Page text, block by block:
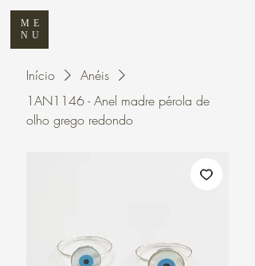
ME
NU
Início
Anéis
1AN1146 - Anel madre pérola de
olho grego redondo